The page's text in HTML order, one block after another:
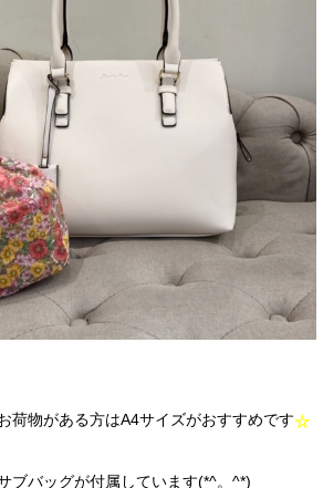
荷物がある方はA4サイズがおすすめです☆
ブバッグが付属しています(*^。^*)